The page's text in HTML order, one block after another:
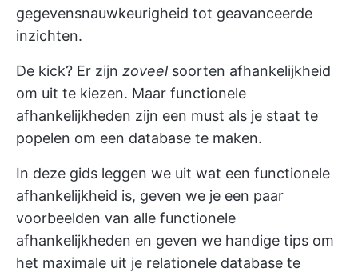
gegevensnauwkeurigheid tot geavanceerde
inzichten.
De kick? Er zijn zoveelsoorten afhankelijkheid
om uit te kiezen. Maar functionele
afhankelijkheden zijn een must als je staat te
popelen om een database te maken.
In deze gids leggen we uit wat een functionele
afhankelijkheid is, geven we je een paar
voorbeelden van alle functionele
afhankelijkheden en geven we handige tips om
het maximale uit je relationele database te